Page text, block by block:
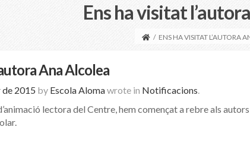
Ens ha visitat
/ ENS HA VISITAT L’AUTORA
Ana Alcolea
2015 by Escola Alomawrote in Notificacions.
lectora del Centre, hem començat a rebre als